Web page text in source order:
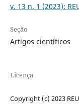
v. 13 n. 1 (2023):
Seção
Artigos científicos
Licença
Copyright (c) 2023